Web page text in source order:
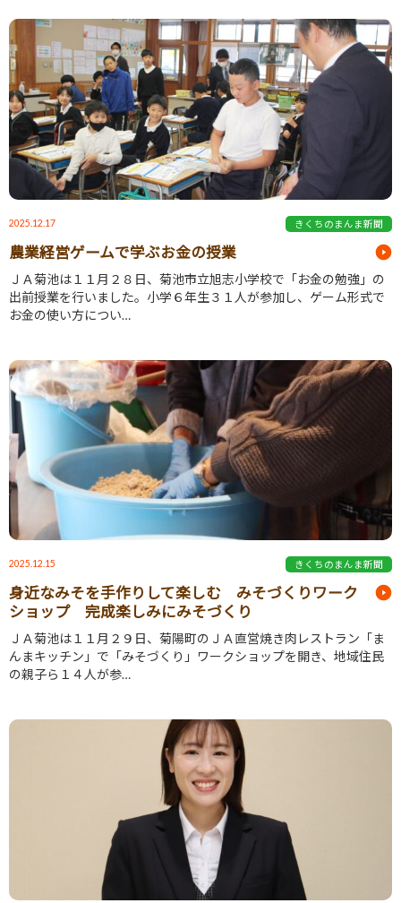
2025.12.17 きくちのまんま新聞
農業経営ゲームで学ぶお金の授業
ＪＡ菊池は１１月２８日、菊池市立旭志小学校で「お金の勉強」の
出前授業を行いました。小学６年生３１人が参加し、ゲーム形式で
お金の使い方につい…
2025.12.15 きくちのまんま新聞
身近なみそを手作りして楽しむ みそづくりワーク
ショップ 完成楽しみにみそづくり
ＪＡ菊池は１１月２９日、菊陽町のＪＡ直営焼き肉レストラン「ま
んまキッチン」で「みそづくり」ワークショップを開き、地域住民
の親子ら１４人が参…